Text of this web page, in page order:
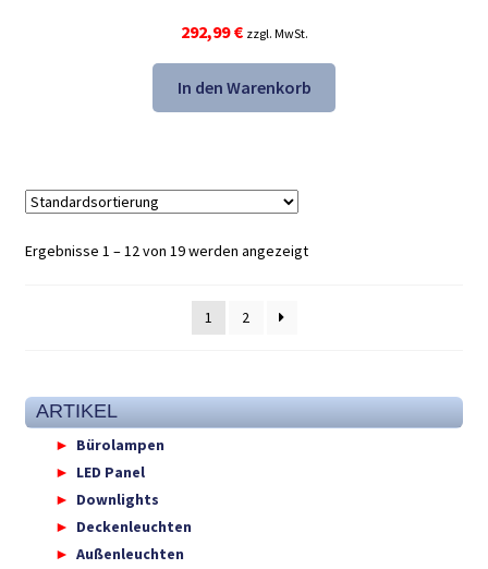
292,99€ zzgl. MwSt.
In den Warenkorb
Ergebnisse 1 – 12 von 19 werden angezeigt
1 2
ARTIKEL
Bürolampen
LED Panel
Downlights
Deckenleuchten
Außenleuchten